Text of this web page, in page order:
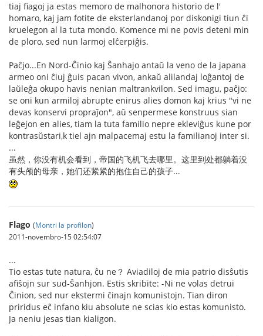
tiaj fiagoj ja estas memoro de malhonora historio de l'
homaro, kaj jam fotite de eksterlandanoj por diskonigi tiun ĉi
kruelegon al la tuta mondo. Komence mi ne povis deteni min
de ploro, sed nun larmoj elĉerpiĝis.
Paĉjo...En Nord-Ĉinio kaj Ŝanhajo antaŭ la veno de la japana
armeo oni ĉiuj ĝuis pacan vivon, ankaŭ alilandaj loĝantoj de
laŭleĝa okupo havis nenian maltrankvilon. Sed imagu, paĉjo:
se oni kun armiloj abrupte enirus alies domon kaj krius "vi ne
devas konservi propraĵon", aŭ senpermese konstruus sian
leĝejon en alies, tiam la tuta familio nepre ekleviĝus kune por
kontrasŭstari,k tiel ajn malpacemaj estu la familianoj inter si.
...
虽然，你没有机会看到，帝国的飞机飞去哪里。这里到处都躺着没
有头颅的母亲，她们还紧紧的抱住自己的孩子...
Flago (Montri la profilon)
2011-novembro-15 02:54:07
...
Tio estas tute natura, ĉu ne？ Aviadiloj de mia patrio disŝutis
afiŝojn sur sud-Ŝanhjon. Estis skribite: -Ni ne volas detrui
Ĉinion, sed nur ekstermi ĉinajn komunistojn. Tian diron
priridus eĉ infano kiu absolute ne scias kio estas komunisto.
Ja neniu jesas tian kialigon.